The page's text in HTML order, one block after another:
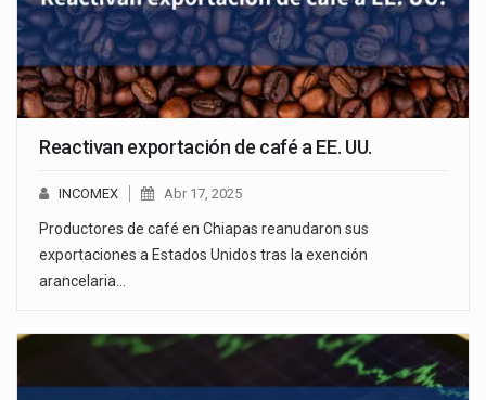
Reactivan exportación de café a EE. UU.
INCOMEX Abr 17, 2025
Productores de café en Chiapas reanudaron sus
exportaciones a Estados Unidos tras la exención
arancelaria…